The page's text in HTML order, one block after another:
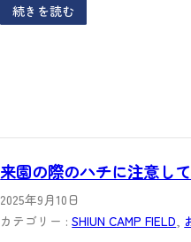
続きを読む
来園の際のハチに注意し
2025年9月10日
カテゴリー :SHIUN CAMP FIELD